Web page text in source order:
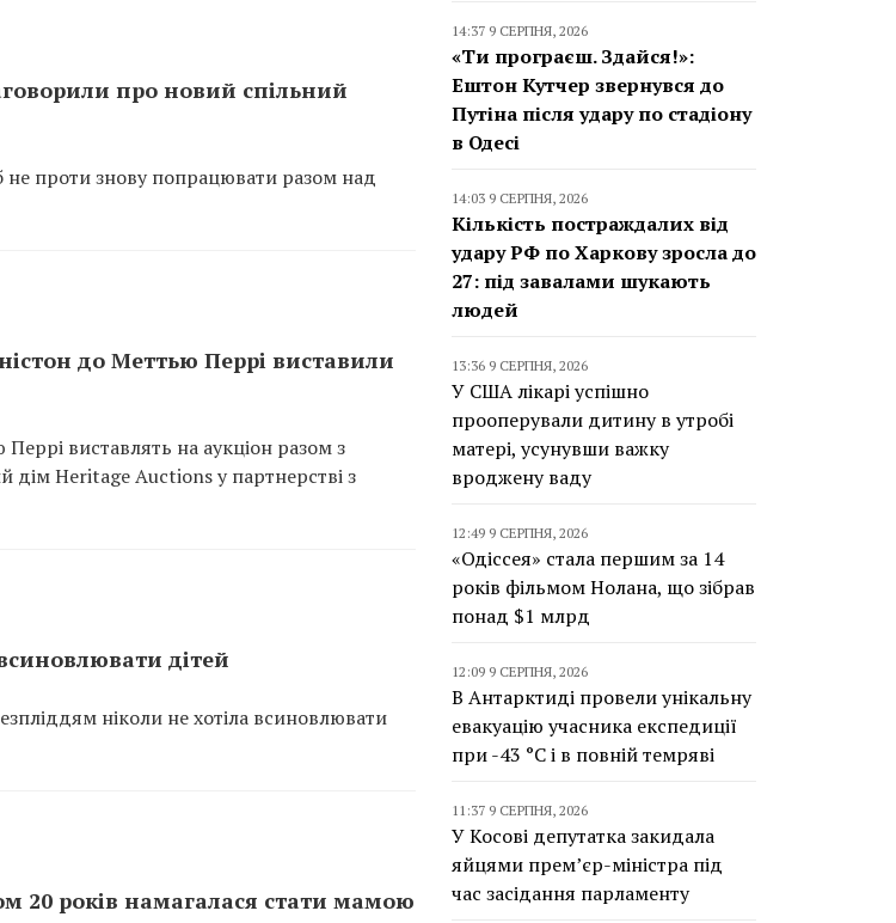
про новий спільний
не проти знову попрацювати разом над
до Меттью Перрі виставили
виставлять на аукціон разом з
Heritage Auctions у партнерстві з
дітей
ніколи не хотіла всиновлювати
20 років намагалася стати мамою
14:37 9 СЕРПНЯ, 2026
«Ти програєш. Здайся!»:
Ештон Кутчер звернувся до
Путіна після удару по стадіону
в Одесі
14:03 9 СЕРПНЯ, 2026
Кількість постраждалих від
удару РФ по Харкову зросла до
27: під завалами шукають
людей
13:36 9 СЕРПНЯ, 2026
У США лікарі успішно
прооперували дитину в утробі
матері, усунувши важку
вроджену ваду
12:49 9 СЕРПНЯ, 2026
«Одіссея» стала першим за 14
років фільмом Нолана, що зібрав
понад $1 млрд
12:09 9 СЕРПНЯ, 2026
В Антарктиді провели унікальну
евакуацію учасника експедиції
при -43 °C і в повній темряві
11:37 9 СЕРПНЯ, 2026
У Косові депутатка закидала
яйцями прем’єр-міністра під
час засідання парламенту